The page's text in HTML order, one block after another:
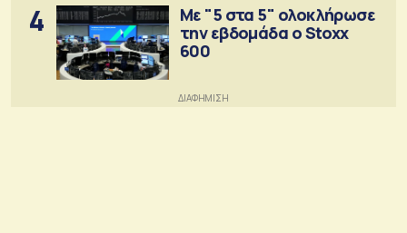
4
Με "5 στα 5" ολοκλήρωσε
την εβδομάδα ο Stoxx
600